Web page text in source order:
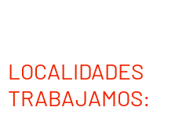
TRABAJAMOS: